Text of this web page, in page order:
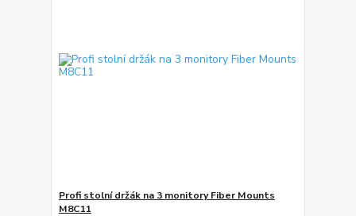
Profi stolní držák na 3 monitory Fiber Mounts
M8C11